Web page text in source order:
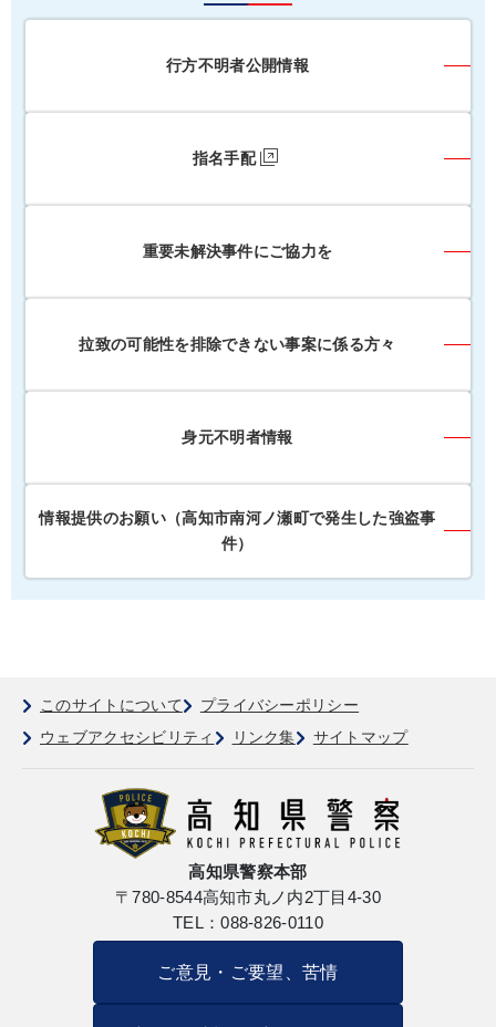
行方不明者公開情報
指名手配
重要未解決事件にご協力を
拉致の可能性を排除できない事案に係る方々
身元不明者情報
情報提供のお願い（高知市南河ノ瀬町で発生した強盗事
件）
このサイトについて
プライバシーポリシー
ウェブアクセシビリティ
リンク集 サイトマップ
高知県警察本部
〒780-8544高知市丸ノ内2丁目4-30
TEL：088-826-0110
ご意見・ご要望、苦情